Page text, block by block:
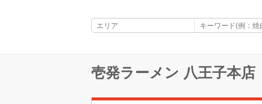
壱発ラーメン 八王子本店